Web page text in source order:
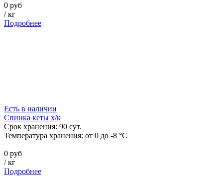
0 руб
/кг
Подробнее
Есть в наличии
Спинка кеты х/к
Срок хранения: 90 сут.
Температура хранения: от 0 до -8 °C
0 руб
/кг
Подробнее